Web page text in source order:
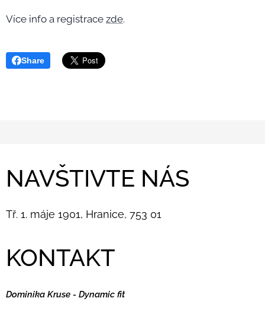
Více info a registrace zde.
Share
NAVŠTIVTE NÁS
Tř. 1. máje 1901, Hranice, 753 01
KONTAKT
Dominika Kruse - Dynamic fit